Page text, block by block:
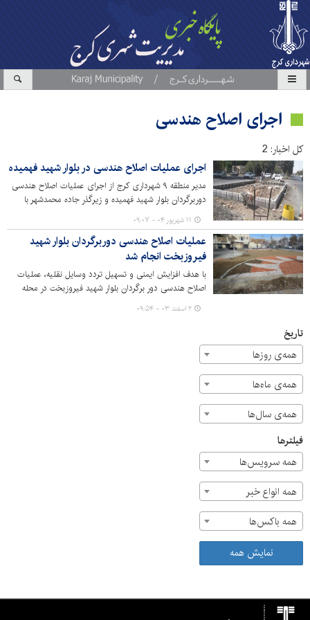
اجرای اصلاح هندسی
کل اخبار: 2
اجرای عملیات اصلاح هندسی در بلوار شهید فهمیده
مدیر منطقه ۹ شهرداری کرج از اجرای عملیات اصلاح هندسی
دوربرگردان بلوار شهید فهمیده و زیرگذر جاده محمدشهر با
هدف تسهیل تردد شهروندان و کاهش ترافیک خبر داد.
۱۱ شهریور ۰۴ - ۰۹:۰۷
عملیات اصلاح هندسی دوربرگردان بلوار شهید
فیروزبخت انجام شد
با هدف افزایش ایمنی و تسهیل تردد وسایل نقلیه، عملیات
اصلاح هندسی دور برگردان بلوار شهید فیروزبخت در محله
شد.
۲ اسفند ۰۳ - ۰۹:۵۴
تاریخ
همه‌ی روزها
همه‌ی ماه‌ها
همه‌ی سال‌ها
فیلترها
همه سرویس‌ها
همه انواع خبر
همه باکس‌ها
نمایش همه